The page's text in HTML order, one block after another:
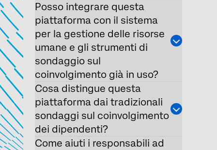
Posso integrare questa
piattaforma con il sistema
per la gestione delle risorse
umane e gli strumenti di
sondaggio sul
coinvolgimento già in uso?
Cosa distingue questa
piattaforma dai tradizionali
sondaggi sul coinvolgimento
dei dipendenti?
Come aiuti i responsabili ad